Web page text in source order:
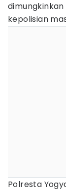
kepolisian
Polresta